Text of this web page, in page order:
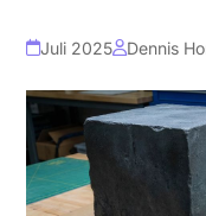
Juli 2025 Dennis